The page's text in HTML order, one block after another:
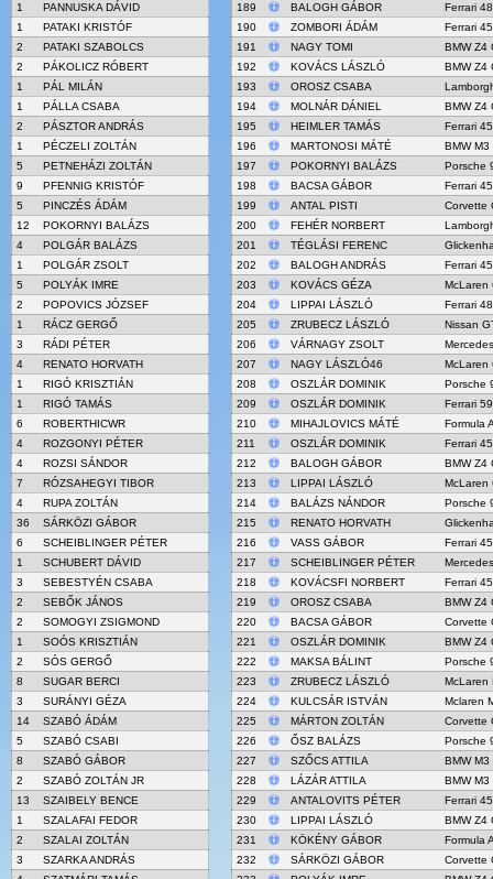
1
PANNUSKA DÁVID
1
PATAKI KRISTÓF
2
PATAKI SZABOLCS
2
PÁKOLICZ RÓBERT
1
PÁL MILÁN
1
PÁLLA CSABA
2
PÁSZTOR ANDRÁS
1
PÉCZELI ZOLTÁN
5
PETNEHÁZI ZOLTÁN
9
PFENNIG KRISTÓF
5
PINCZÉS ÁDÁM
12
POKORNYI BALÁZS
4
POLGÁR BALÁZS
1
POLGÁR ZSOLT
5
POLYÁK IMRE
2
POPOVICS JÓZSEF
1
RÁCZ GERGŐ
3
RÁDI PÉTER
4
RENATO HORVATH
1
RIGÓ KRISZTIÁN
1
RIGÓ TAMÁS
6
ROBERTHICWR
4
ROZGONYI PÉTER
4
ROZSI SÁNDOR
7
RÓZSAHEGYI TIBOR
4
RUPA ZOLTÁN
36
SÁRKÖZI GÁBOR
6
SCHEIBLINGER PÉTER
1
SCHUBERT DÁVID
3
SEBESTYÉN CSABA
2
SEBŐK JÁNOS
2
SOMOGYI ZSIGMOND
1
SOÓS KRISZTIÁN
2
SÓS GERGŐ
8
SUGAR BERCI
3
SURÁNYI GÉZA
14
SZABÓ ÁDÁM
5
SZABÓ CSABI
8
SZABÓ GÁBOR
2
SZABÓ ZOLTÁN JR
13
SZAIBELY BENCE
1
SZALAFAI FEDOR
2
SZALAI ZOLTÁN
3
SZARKA ANDRÁS
189 BALOGH GÁBOR
Ferrari
190
ZOMBORI ÁDÁM
Ferrari
191
NAGY TOMI
BMW Z4
192
KOVÁCS LÁSZLÓ
BMW Z4
193
OROSZ CSABA
194
MOLNÁR DÁNIEL
BMW Z4
195
HEIMLER TAMÁS
Ferrari
196
MARTONOSI MÁTÉ
BMW M3
197
POKORNYI BALÁZS
Porsche
198
BACSA GÁBOR
Ferrari
199
ANTAL PISTI
Corvette
200
FEHÉR NORBERT
201
TÉGLÁSI FERENC
202
BALOGH ANDRÁS
Ferrari
203
KOVÁCS GÉZA
McLaren
204
LIPPAI LÁSZLÓ
Ferrari
205
ZRUBECZ LÁSZLÓ
Nissan
206
VÁRNAGY ZSOLT
207
NAGY LÁSZLÓ46
McLaren
208
OSZLÁR DOMINIK
Porsche
209
OSZLÁR DOMINIK
Ferrari
210
MIHAJLOVICS MÁTÉ
Formula
211
OSZLÁR DOMINIK
Ferrari
212
BALOGH GÁBOR
BMW Z4
213
LIPPAI LÁSZLÓ
McLaren
214
BALÁZS NÁNDOR
Porsche
215
RENATO HORVATH
216
VASS GÁBOR
Ferrari
217
SCHEIBLINGER PÉTER
218
KOVÁCSFI NORBERT
Ferrari
219
OROSZ CSABA
BMW Z4
220
BACSA GÁBOR
Corvette
221
OSZLÁR DOMINIK
BMW Z4
222
MAKSA BÁLINT
Porsche
223
ZRUBECZ LÁSZLÓ
McLaren
224
KULCSÁR ISTVÁN
Mclaren
225
MÁRTON ZOLTÁN
Corvette
226
ŐSZ BALÁZS
Porsche
227
SZŐCS ATTILA
BMW M3
228
LÁZÁR ATTILA
BMW M3
229
ANTALOVITS PÉTER
Ferrari
230
LIPPAI LÁSZLÓ
BMW Z4
231
KÖKÉNY GÁBOR
Formula
232
SÁRKÖZI GÁBOR
Corvette